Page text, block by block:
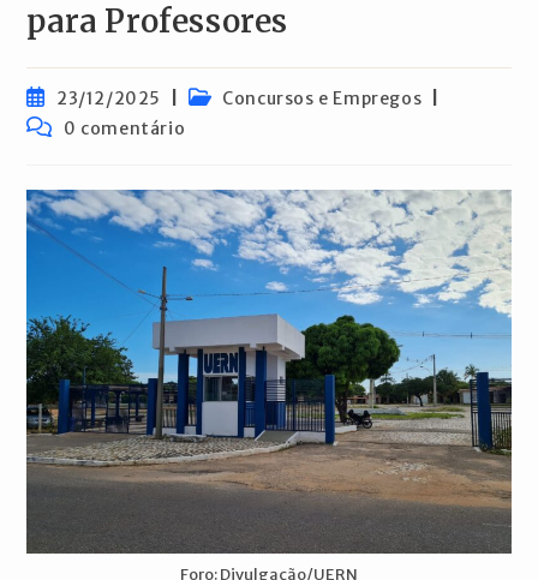
para Professores
Post
publicado:
23/12/2025
Categoria
Concursos e Empregos
Comentários
0 comentário
Foro: Divulgação/UERN